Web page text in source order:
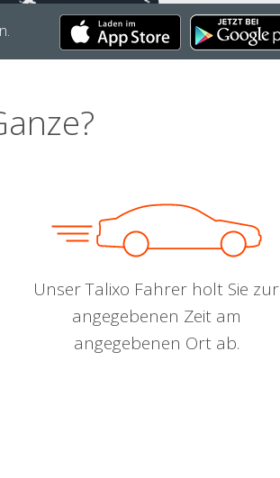
Unser Talixo Fahrer holt Sie zur
angegebenen Zeit am
angegebenen Ort ab.